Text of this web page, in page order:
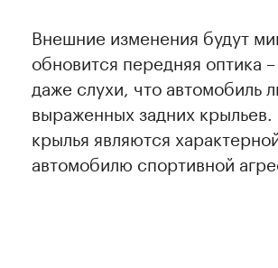
Внешние изменения будут
обновится передняя оптика
даже слухи, что автомобиль
выраженных задних
крылья являются
автомобилю спортивной